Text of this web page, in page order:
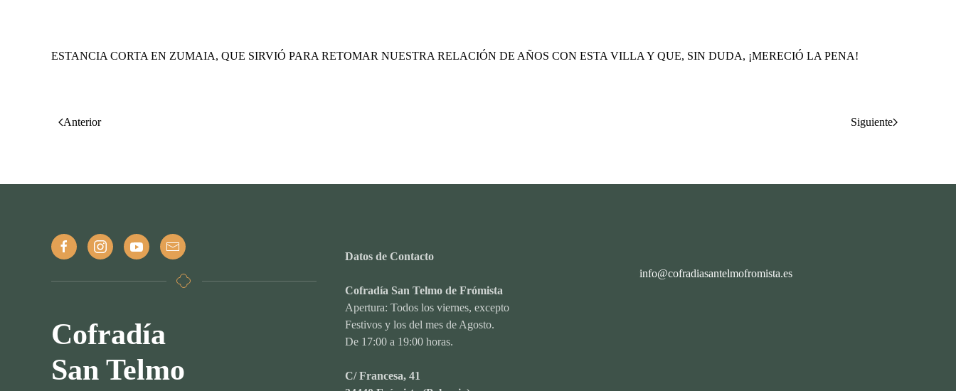
ESTANCIA CORTA EN ZUMAIA, QUE SIRVIÓ PARA RETOMAR NUESTRA RELACIÓN DE AÑOS CON ESTA VILLA Y QUE, SIN DUDA, ¡MERECIÓ LA PENA!
Anterior Siguiente
Cofradía
San Telmo
Datos de Contacto
Cofradía San Telmo de Frómista
Apertura: Todos los viernes, excepto
Festivos y los del mes de Agosto.
De 17:00 a 19:00 horas.
C/ Francesa, 41
info@cofradiasantelmofromista.es